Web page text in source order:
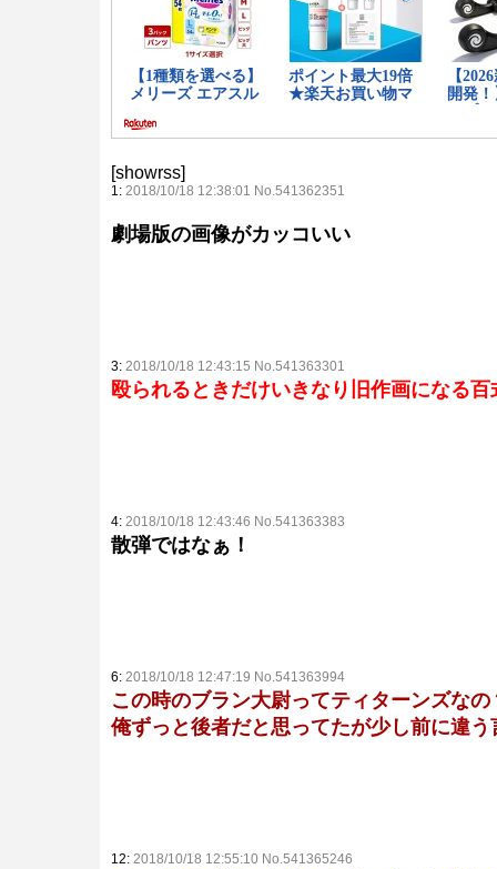
[showrss]
1: 2018/10/18 12:38:01 No.541362351
劇場版の画像がカッコいい
3: 2018/10/18 12:43:15 No.541363301
殴られるときだけいきなり旧作画になる百
4: 2018/10/18 12:43:46 No.541363383
散弾ではなぁ！
6: 2018/10/18 12:47:19 No.541363994
この時のブラン大尉ってティターンズな
俺ずっと後者だと思ってたが少し前に違
12: 2018/10/18 12:55:10 No.541365246